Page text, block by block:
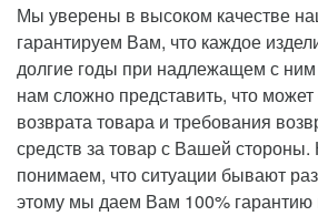
Мы уверены в высоком качестве
гарантируем Вам, что каждое
долгие годы при надлежащем с
нам сложно представить, что может
возврата товара и требования
средств за товар с Вашей стороны.
понимаем, что ситуации бывают
этому мы даем Вам 100% гарантию